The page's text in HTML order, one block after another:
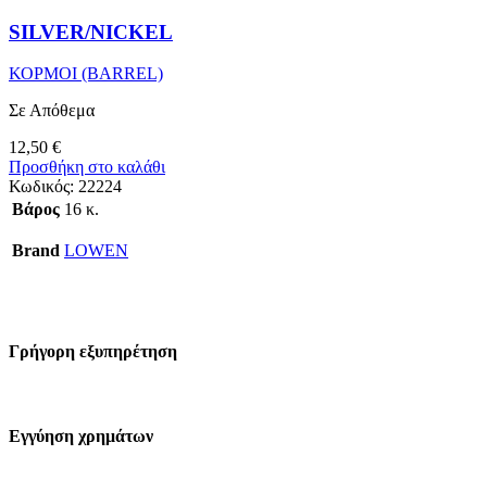
SILVER/NICKEL
ΚΟΡΜΟΙ (BARREL)
Σε Απόθεμα
12,50 €
Προσθήκη στο καλάθι
Κωδικός: 22224
Βάρος 16 κ.
Brand LOWEN
Γρήγορη εξυπηρέτηση
Εγγύηση χρημάτων